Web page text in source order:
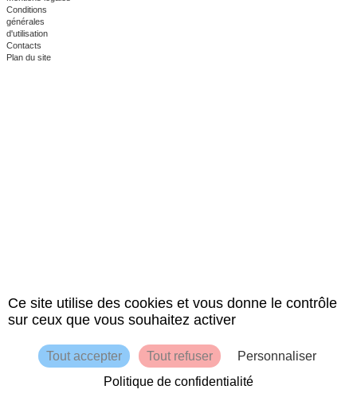
Conditions
générales
d'utilisation
Contacts
Plan du site
Ce site utilise des cookies et vous donne le contrôle
sur ceux que vous souhaitez activer
Tout accepter Tout refuser
Personnaliser
Politique de confidentialité